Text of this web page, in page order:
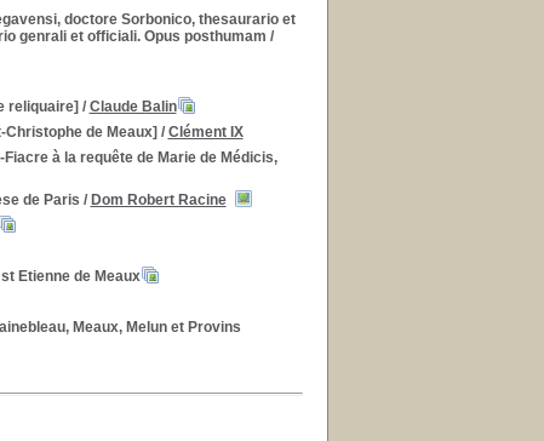
doctore Sorbonico, thesaurario et
genrali et officiali. Opus posthumam /
reliquaire] / Claude Balin
de Meaux] / Clément IX
à la requête de Marie de Médicis,
de Paris / Dom Robert Racine
Etienne de Meaux
Meaux, Melun et Provins